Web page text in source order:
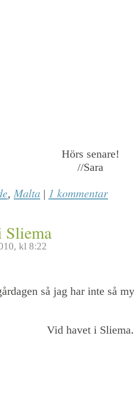
Hörs senare!
//Sara
,Malta | 1 kommentar
kl 8:22
så jag har inte så
Vid havet i Sliema.